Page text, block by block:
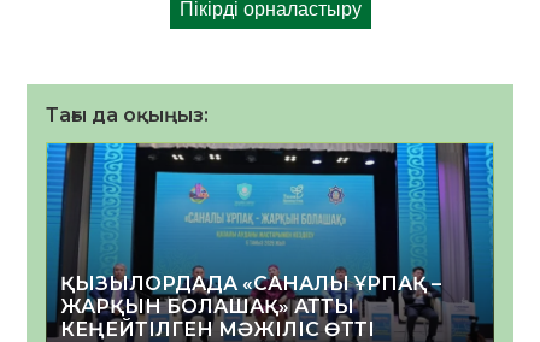
Тағы да оқыңыз:
ҚЫЗЫЛОРДАДА «САНАЛЫ ҰРПАҚ –
ЖАРҚЫН БОЛАШАҚ» АТТЫ
КЕҢЕЙТІЛГЕН МӘЖІЛІС ӨТТІ